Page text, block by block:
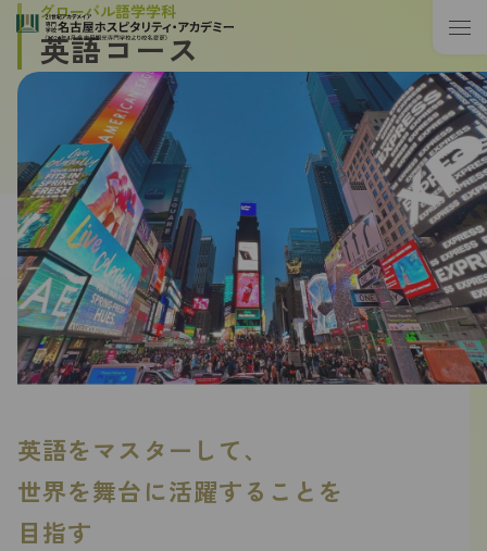
グローバル語学学科
英語コース
英語をマスターして、
世界を舞台に活躍することを
目指す